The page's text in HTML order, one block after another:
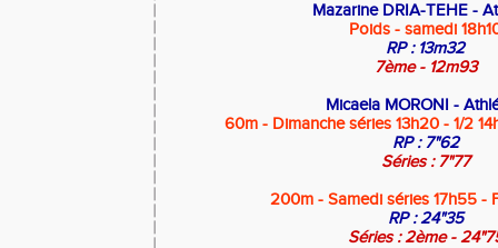
Mazarine DRIA-TEHE -
Poids - samedi
RP : 13m32
7ème - 12m93
Micaela MORONI -
60m - Dimanche séries 13h20 - 1/2
RP : 7"62
Séries : 7"77
200m - Samedi séries 17h55 -
RP : 24"35
Séries : 2ème -